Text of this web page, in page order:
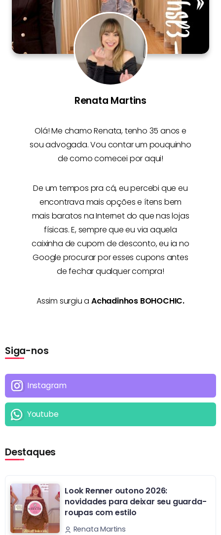
Renata Martins
Olá! Me chamoRenata, tenho 35 anos e
sou advogada. Vou contar um pouquinho
de como comecei por aqui!
De um tempos pra cá, eu percebi que eu
encontrava mais opções e ítens bem
mais baratos na Internetdo que nas lojas
físicas. E, sempre que eu via aquela
caixinha de cupom de desconto, eu ia no
Google procurar por esses cupons antes
de fechar qualquer compra!
Assim surgiu a Achadinhos BOHOCHIC.
Siga-nos
Instagram
Youtube
Destaques
Look Renner outono 2026:
novidades para deixar seu guarda-
roupas com estilo
Renata Martins